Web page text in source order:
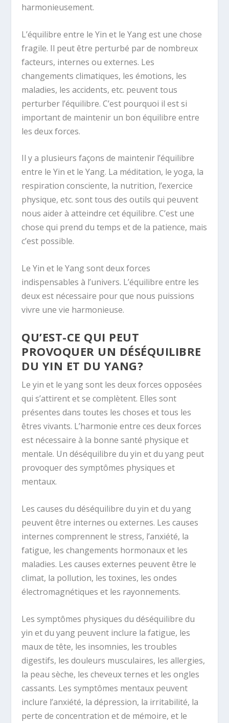
harmonieusement.
L’équilibre entre le Yin et le Yang est une chose
fragile. Il peut être perturbé par de nombreux
facteurs, internes ou externes. Les
changements climatiques, les émotions, les
maladies, les accidents, etc. peuvent tous
perturber l’équilibre. C’est pourquoi il est si
important de maintenir un bon équilibre entre
les deux forces.
Il y a plusieurs façons de maintenir l’équilibre
entre le Yin et le Yang. La méditation, le yoga, la
respiration consciente, la nutrition, l’exercice
physique, etc. sont tous des outils qui peuvent
nous aider à atteindre cet équilibre. C’est une
chose qui prend du temps et de la patience, mais
c’est possible.
Le Yin et le Yang sont deux forces
indispensables à l’univers. L’équilibre entre les
deux est nécessaire pour que nous puissions
vivre une vie harmonieuse.
QU’EST-CE QUI PEUT
PROVOQUER UN DÉSÉQUILIBRE
DU YIN ET DU YANG?
Le yin et le yang sont les deux forces opposées
qui s’attirent et se complètent. Elles sont
présentes dans toutes les choses et tous les
êtres vivants. L’harmonie entre ces deux forces
est nécessaire à la bonne santé physique et
mentale. Un déséquilibre du yin et du yang peut
provoquer des symptômes physiques et
mentaux.
Les causes du déséquilibre du yin et du yang
peuvent être internes ou externes. Les causes
internes comprennent le stress, l’anxiété, la
fatigue, les changements hormonaux et les
maladies. Les causes externes peuvent être le
climat, la pollution, les toxines, les ondes
électromagnétiques et les rayonnements.
Les symptômes physiques du déséquilibre du
yin et du yang peuvent inclure la fatigue, les
maux de tête, les insomnies, les troubles
digestifs, les douleurs musculaires, les allergies,
la peau sèche, les cheveux ternes et les ongles
cassants. Les symptômes mentaux peuvent
inclure l’anxiété, la dépression, la irritabilité, la
perte de concentration et de mémoire, et le